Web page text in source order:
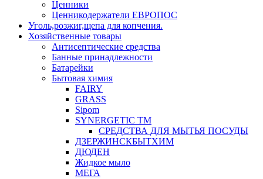
Ценники
Ценникодержатели ЕВРОПОС
Уголь,розжиг,щепа для копчения.
Хозяйственные товары
Антисептические средства
Банные принадлежности
Батарейки
Бытовая химия
FAIRY
GRASS
Sipom
SYNERGETIC TM
СРЕДСТВА ДЛЯ МЫТЬЯ ПОСУДЫ
ДЗЕРЖИНСКБЫТХИМ
ДЮДЕН
Жидкое мыло
МЕГА